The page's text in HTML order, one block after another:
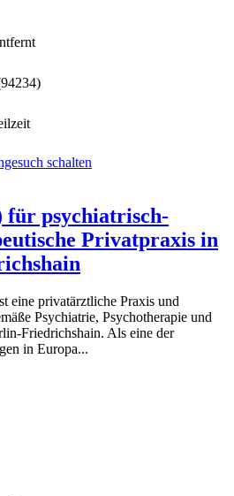
94234)
schalten
für psychiatrisch-
Privatpraxis in
privatärztliche Praxis und
Psychiatrie, Psychotherapie und
Friedrichshain. Als eine der
in Europa...